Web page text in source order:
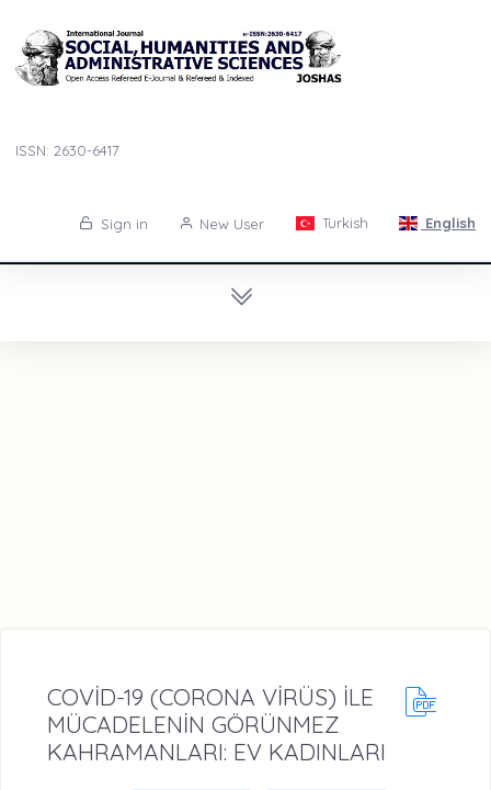
ISSN: 2630-6417
Sign in New User Turkish English
COVİD-19 (CORONA VİRÜS) İLE
MÜCADELENİN GÖRÜNMEZ
KAHRAMANLARI: EV KADINLARI